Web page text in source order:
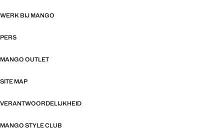
WERK BIJ MANGO
PERS
MANGO OUTLET
SITE MAP
VERANTWOORDELIJKHEID
MANGO STYLE CLUB